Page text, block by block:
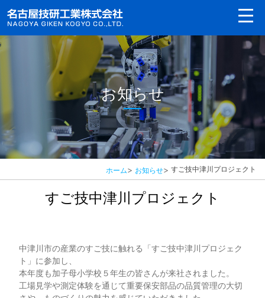
お知らせ
ホーム> お知らせ> すご技中津川プロジェクト
すご技中津川プロジェクト
中津川市の産業のすご技に触れる「すご技中津川プロジェク
ト」に参加し、
本年度も加子母小学校５年生の皆さんが来社されました。
工場見学や測定体験を通じて重要保安部品の品質管理の大切